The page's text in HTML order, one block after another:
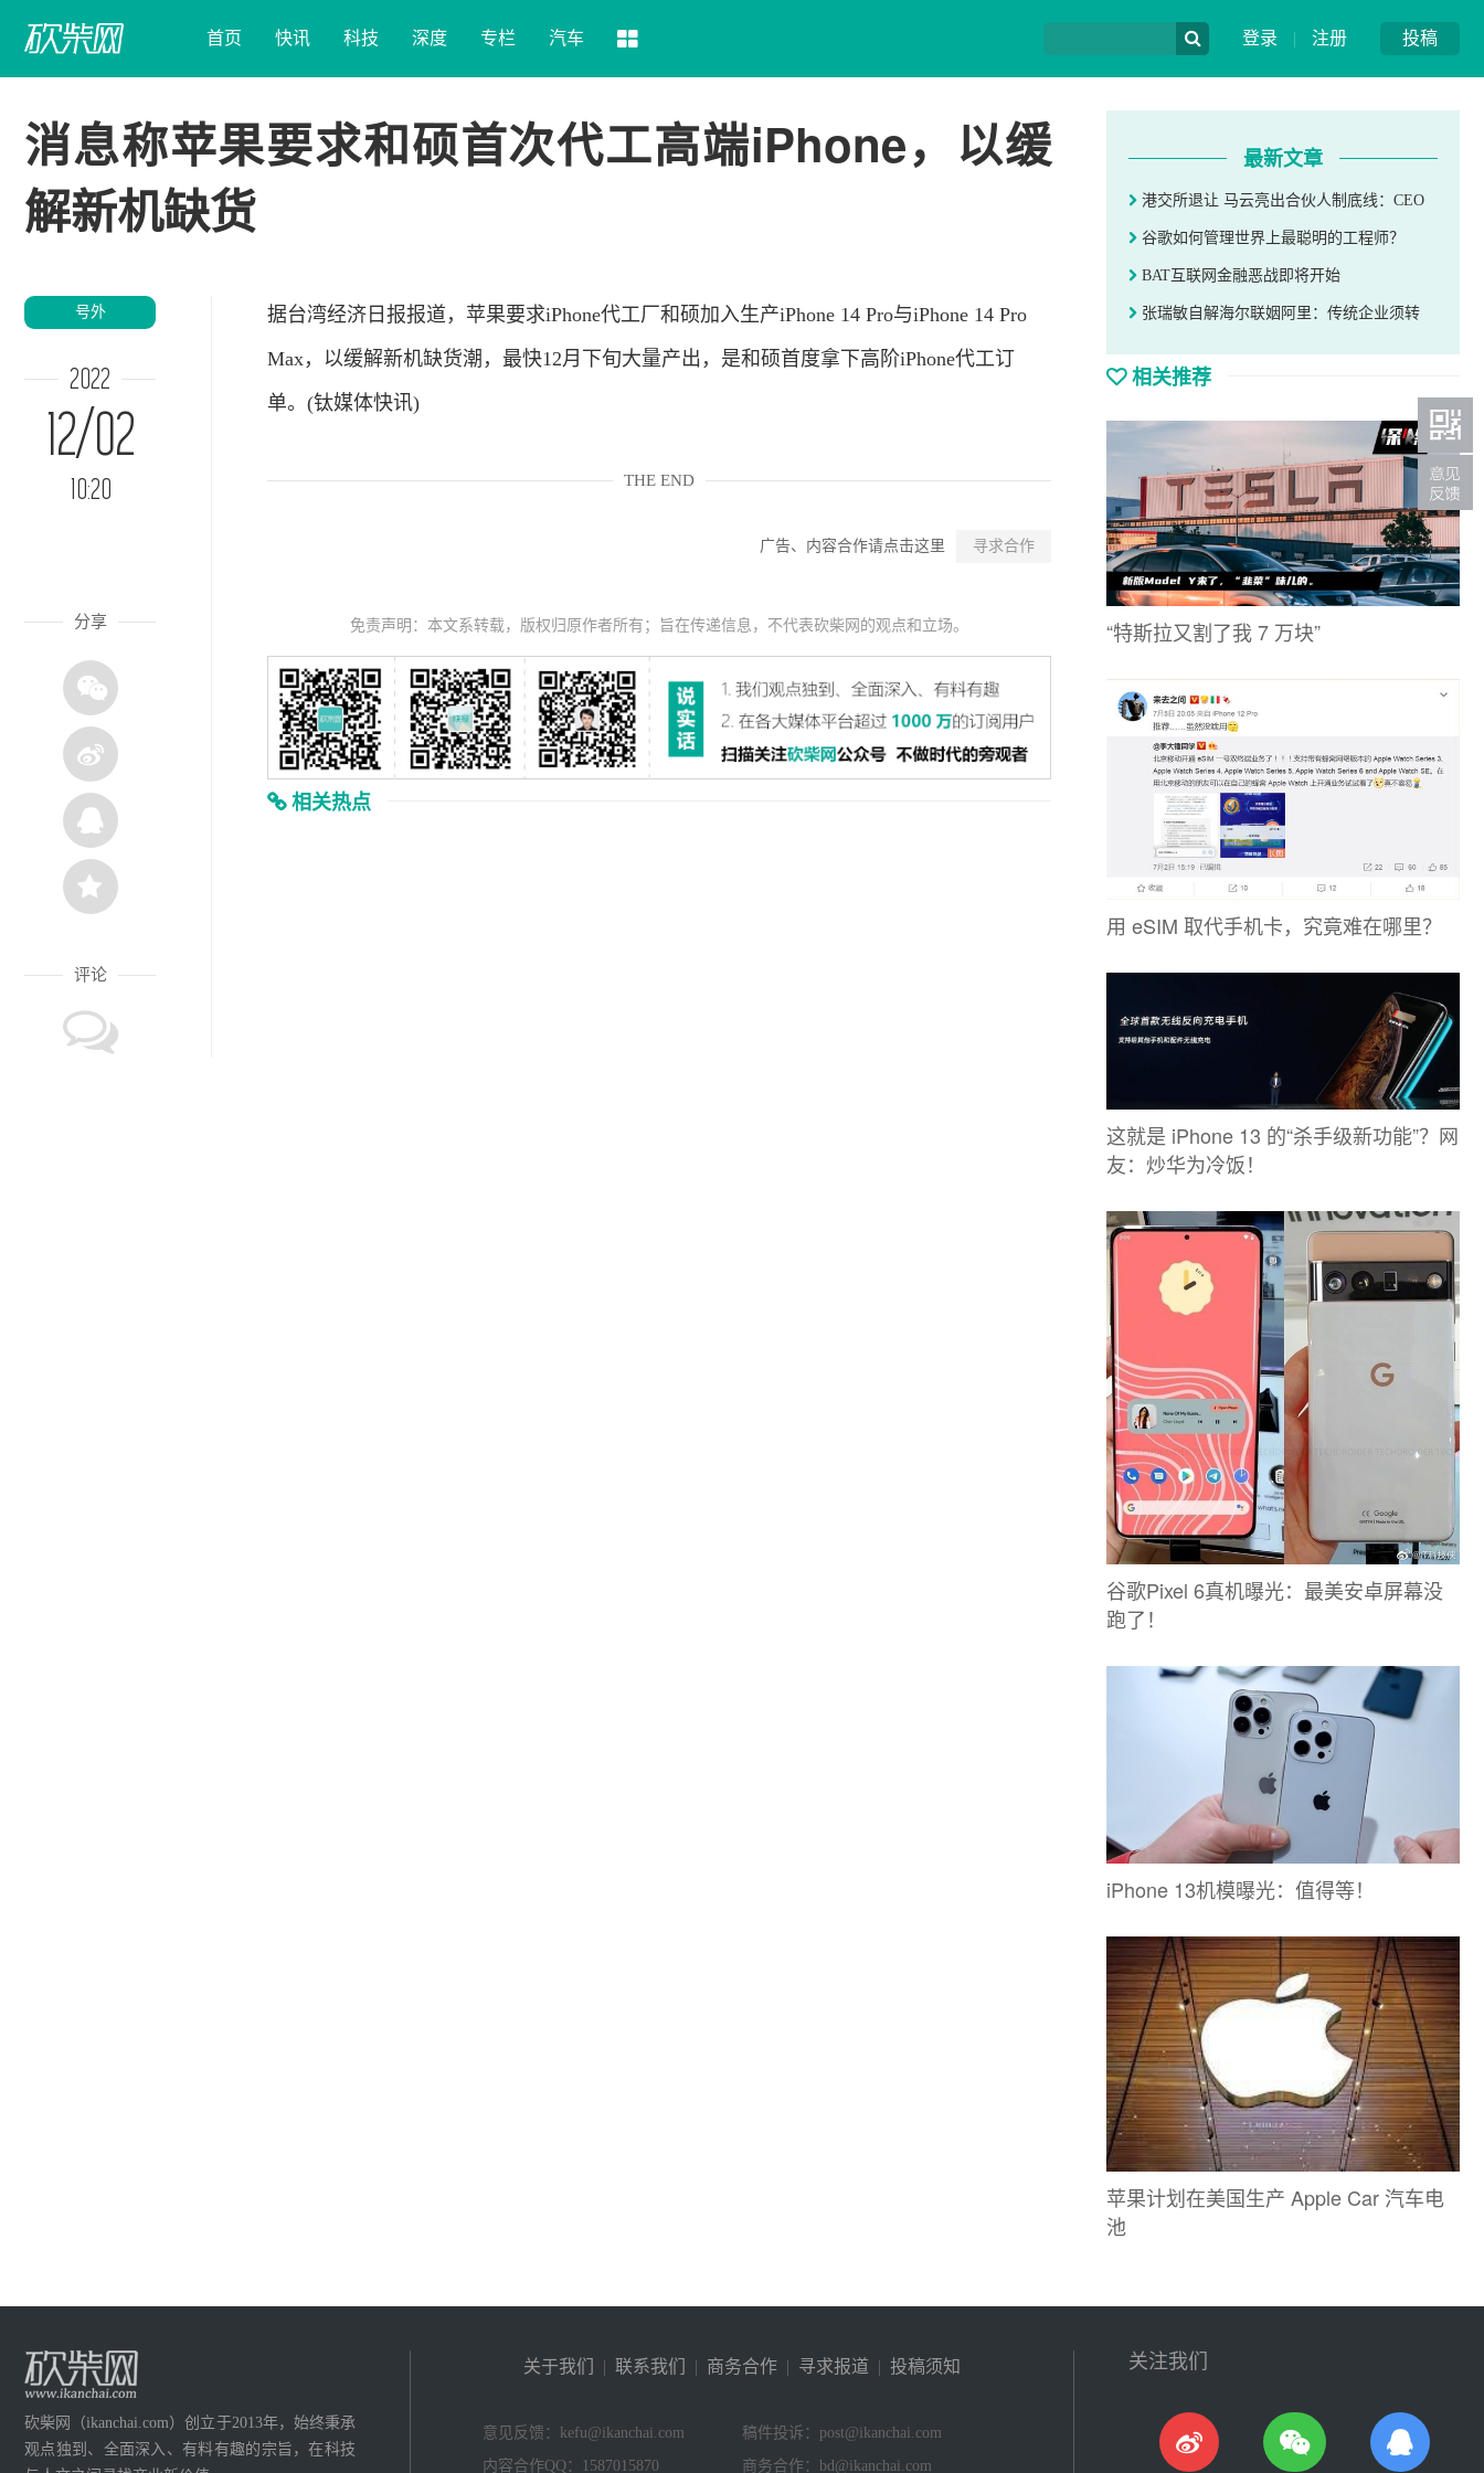
投稿
登录 | 注册
首页 快讯 科技 深度 专栏 汽车
消息称苹果要求和硕首次代工高端iPhone，以缓
解新机缺货
号外
2022
12/02
10:20
分享
评论
据台湾经济 日报报道， 苹果要求iPhone代工厂和硕加入生产iPhone 14 Pro与iPhone 14 Pro
Max，以缓解新机缺货潮，最快12月下旬大量产出，是和硕首度拿下高阶iPhone代工订
单。(钛媒体快讯)
THE END
广告、内容合作请点击这里 寻求合作
免责声明：本文系转载，版权归原作者所有；旨在传递信息，不代表砍柴网的观点和立场。
相关热点
最新文章
港交所退让 马云亮出合伙人制底线：CEO
谷歌如何管理世界上最聪明的工程师？
BAT互联网金融恶战即将开始
张瑞敏自解海尔联姻阿里：传统企业须转
相关推荐
“特斯拉又割了我 7 万块”
用 eSIM 取代手机卡，究竟难在哪里？
这就是 iPhone 13 的“杀手级新功能”？网
友：炒华为冷饭！
谷歌Pixel 6真机曝光：最美安卓屏幕没
跑了！
iPhone 13机模曝光：值得等！
苹果计划在美国生产 Apple Car 汽车电
池
砍柴网（ikanchai.com）创立于2013年，始终秉承
观点独到、全面深入、有料有趣的宗旨，在科技
关于我们 | 联系我们 | 商务合作 | 寻求报道 | 投稿须知
意见反馈：kefu@ikanchai.com
稿件投诉：post@ikanchai.com
内容合作QQ：1587015870
商务合作：bd@ikanchai.com
关注我们